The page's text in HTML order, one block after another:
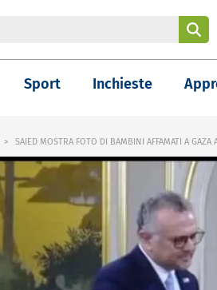
Sport Inchieste
SAIED MOSTRA FOTO DI BAMBINI AFFAMATI A GAZA